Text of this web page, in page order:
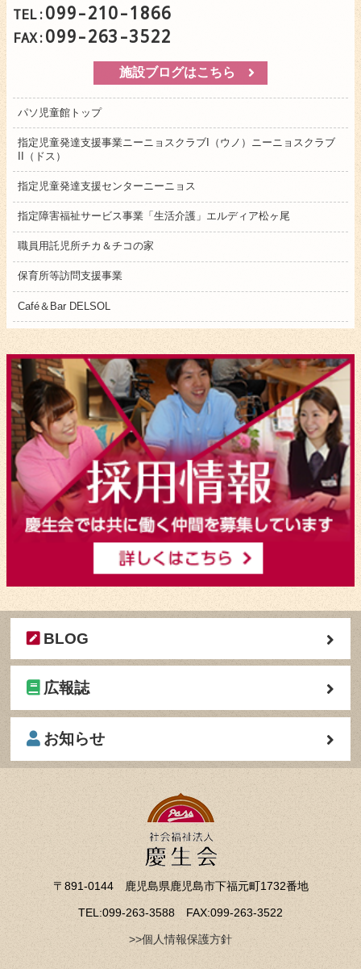
TEL:099-210-1866
FAX:099-263-3522
施設ブログはこちら
パソ児童館トップ
指定児童発達支援事業ニーニョスクラブI（ウノ）ニーニョスクラブ
II（ドス）
指定児童発達支援センターニーニョス
指定障害福祉サービス事業「生活介護」エルディア松ヶ尾
職員用託児所チカ＆チコの家
保育所等訪問支援事業
Café＆Bar DELSOL
BLOG
広報誌
お知らせ
〒891-0144 鹿児島県鹿児島市下福元町1732番地
TEL:099-263-3588 FAX:099-263-3522
>>個人情報保護方針